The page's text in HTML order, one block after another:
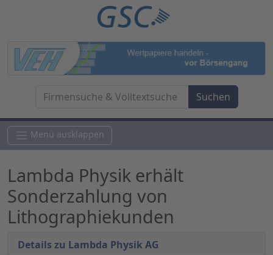
Menü ausklappen
Lambda Physik erhält
Sonderzahlung von
Lithographiekunden
Details zu Lambda Physik AG